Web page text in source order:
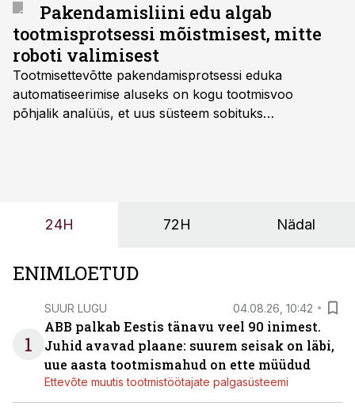
Pakendamisliini edu algab
tootmisprotsessi mõistmisest, mitte
roboti valimisest
Tootmisettevõtte pakendamisprotsessi eduka
automatiseerimise aluseks on kogu tootmisvoo
põhjalik analüüs, et uus süsteem sobituks
OÜ tegevjuht Sander Mitendorf.
24H 72H Nädal
ENIMLOETUD
1
SUUR LUGU 04.08.26, 10:42
ABB palkab Eestis tänavu veel 90 inimest.
Juhid avavad plaane: suurem seisak on läbi,
uue aasta tootmismahud on ette müüdud
Ettevõte muutis tootmistöötajate palgasüsteemi